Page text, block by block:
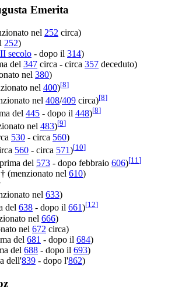
Emerita
nel 252 circa)
252)
secolo - dopo il 314)
del 347 circa - circa 357 deceduto)
nel 380)
nel 400)[8]
nel 408/409 circa)[8]
del 445 - dopo il 448)[8]
nel 483)[9]
530 - circa 560)
560 - circa 571)[10]
del 573 - dopo febbraio 606)[11]
(menzionato nel 610)
nel 633)
del 638 - dopo il 661)[12]
nel 666)
nel 672 circa)
del 681 - dopo il 684)
del 688 - dopo il 693)
dell'839 - dopo l'862)